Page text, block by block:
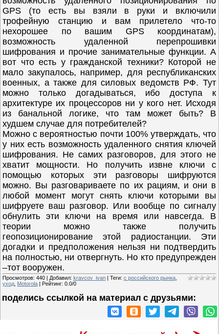
GPS (то есть вы взяли в руки и включили
трофейную станцию и вам прилетело что-то
нехорошее по вашим GPS координатам),
возможность удаленной перепрошивки
шифрования и прочие занимательные функции. А
вот что есть у гражданской техники? Которой не
мало закупалось, например, для республиканских
военных, а также для силовых ведомств РФ. Тут
можно только догадываться, ибо доступа к
архитектуре их процессоров ни у кого нет. Исходя
из банальной логике, что там может быть? В
худшем случае для потребителей?
Можно с вероятностью почти 100% утверждать, что
у них есть возможность удаленного снятия ключей
шифрования. Не самих разговоров, для этого не
хватит мощности. Но получить извне ключи с
помощью которых эти разговоры шифруются
можно. Вы разговариваете по их рациям, и они в
любой момент могут снять ключи которыми вы
шифруете ваш разговор. Или вообще по сигналу
обнулить эти ключи на время или навсегда. В
теории можно также получить
геопозиционирование этой радиостанции. Эти
догадки и предположения нельзя ни подтвердить
на полностью, ни отвергнуть. Но кто предупрежден
–тот вооружен.
Просмотров: 440 | Добавил: kravcov_ivan | Теги: с российского рынка
уход Motorola | Рейтинг: 0.0/0
поделись ссылкой на материал c друзьями: